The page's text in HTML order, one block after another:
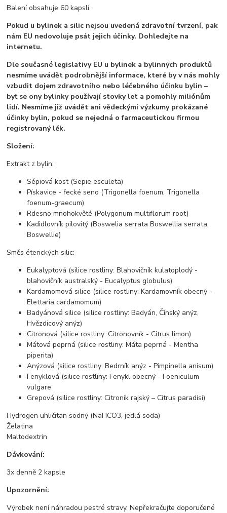
Balení obsahuje 60 kapslí.
Pokud u bylinek a silic nejsou uvedená zdravotní tvrzení, pak
nám EU nedovoluje psát jejich účinky. Dohledejte na
internetu.
Dle současné legislativy EU u bylinek a bylinných produktů
nesmíme uvádět podrobnější informace, které by v nás mohly
vzbudit dojem zdravotního nebo léčebného účinku bylin –
byť se ony bylinky používají stovky let a pomohly miliónům
lidí. Nesmíme již uvádět ani vědeckými výzkumy prokázané
účinky bylin, pokud se nejedná o farmaceutickou firmou
registrovaný lék.
Složení:
Extrakt z bylin:
Sépiová kost (Sepie esculeta)
Pískavice - řecké seno (Trigonella foenum, Trigonella
foenum-graecum)
Rdesno mnohokvěté (Polygonum multiflorum root)
Kadidlovník pilovitý (Boswelia serrata Boswellia serrata,
Boswellie)
Směs éterických silic:
Eukalyptová (silice rostliny: Blahovičník kulatoplodý -
blahovičník australský - Eucalyptus globulus)
Kardamomová silice (silice rostliny: Kardamovník obecný -
Elettaria cardamomum)
Badyánová silice (silice rostliny: Badyán, Čínský anýz,
Hvězdicový anýz)
Citronová (silice rostliny: Citronovník - Citrus limon)
Mátová peprná (silice rostliny: Máta peprná - Mentha
piperita)
Anýzová (silice rostliny: Bedrník anýz - Pimpinella anisum)
Fenyklová (silice rostliny: Fenykl obecný - Foeniculum
vulgare
Grepová (silice rostliny: Citroník rajský – Citrus paradisi)
Hydrogen uhličitan sodný (NaHCO3, jedlá soda)
Želatina
Maltodextrin
Dávkování:
3x denně 2 kapsle
Upozornění:
Výrobek není náhradou pestré stravy. Nepřekračujte doporučené